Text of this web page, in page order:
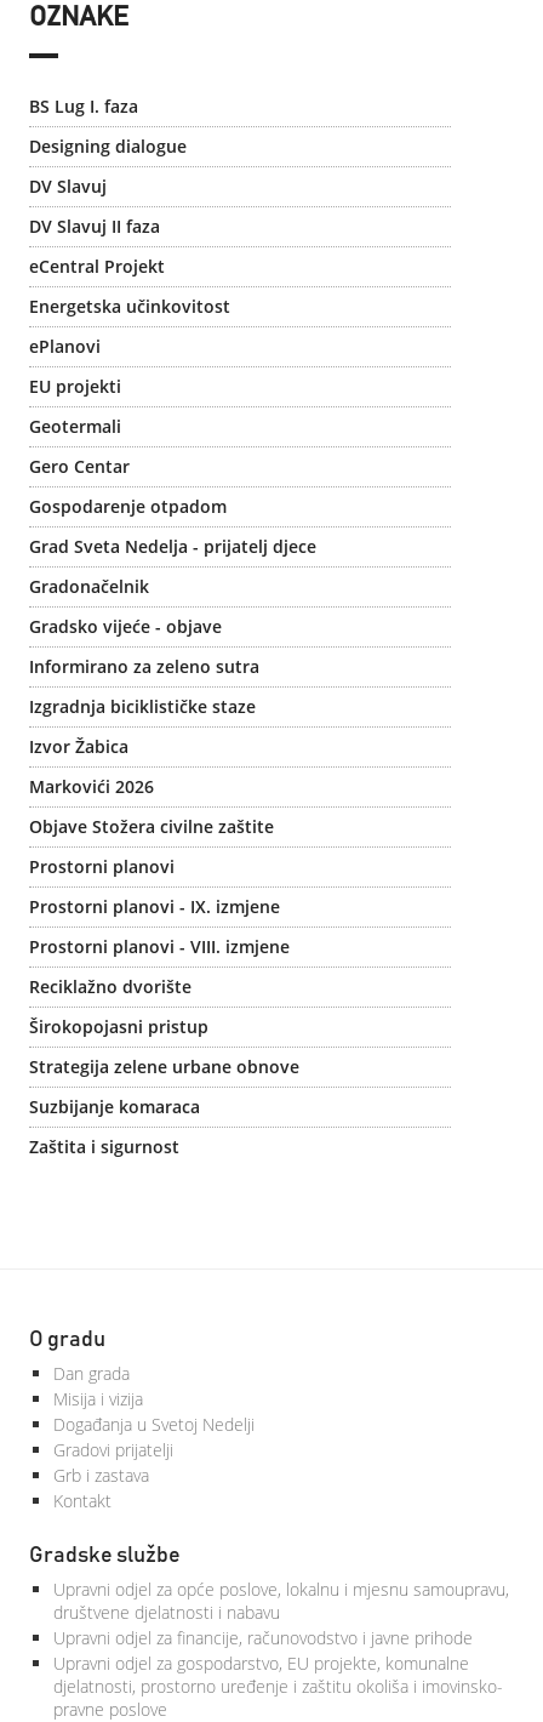
OZNAKE
BS Lug I. faza
Designing dialogue
DV Slavuj
DV Slavuj II faza
eCentral Projekt
Energetska učinkovitost
ePlanovi
EU projekti
Geotermali
Gero Centar
Gospodarenje otpadom
Grad Sveta Nedelja - prijatelj djece
Gradonačelnik
Gradsko vijeće - objave
Informirano za zeleno sutra
Izgradnja biciklističke staze
Izvor Žabica
Markovići 2026
Objave Stožera civilne zaštite
Prostorni planovi
Prostorni planovi - IX. izmjene
Prostorni planovi - VIII. izmjene
Reciklažno dvorište
Širokopojasni pristup
Strategija zelene urbane obnove
Suzbijanje komaraca
Zaštita i sigurnost
O gradu
Dan grada
Misija i vizija
Događanja u Svetoj Nedelji
Gradovi prijatelji
Grb i zastava
Kontakt
Gradske službe
Upravni odjel za opće poslove, lokalnu i mjesnu samoupravu,
društvene djelatnosti i nabavu
Upravni odjel za financije, računovodstvo i javne prihode
Upravni odjel za gospodarstvo, EU projekte, komunalne
djelatnosti, prostorno uređenje i zaštitu okoliša i imovinsko-
pravne poslove